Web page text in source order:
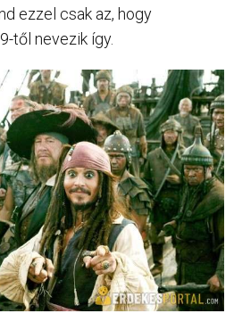
ezzel csak az, hogy
től nevezik így.